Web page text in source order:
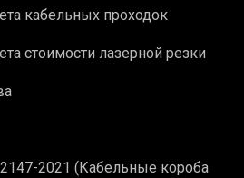
кабельных проходок
стоимости лазерной резки
2021 (Кабельные короба